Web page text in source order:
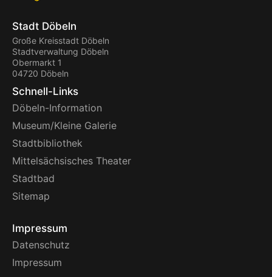
Stadt Döbeln
Große Kreisstadt Döbeln
Stadtverwaltung Döbeln
Obermarkt 1
04720 Döbeln
Schnell-Links
Döbeln-Information
Museum/Kleine Galerie
Stadtbibliothek
Mittelsächsisches Theater
Stadtbad
Sitemap
Impressum
Datenschutz
Impressum